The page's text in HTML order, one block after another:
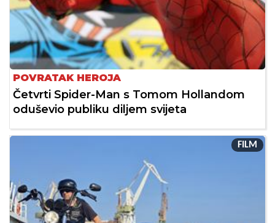
POVRATAK HEROJA
Četvrti Spider-Man s Tomom Hollandom
oduševio publiku diljem svijeta
FILM